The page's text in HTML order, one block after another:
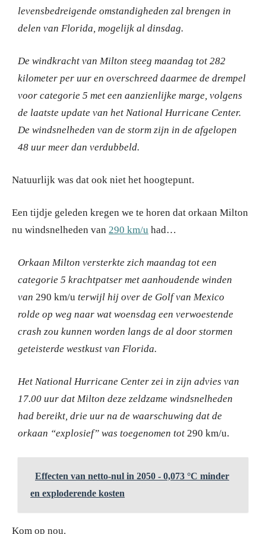
levensbedreigende omstandigheden zal brengen in
delen van Florida, mogelijk al dinsdag.
De windkracht van Milton steeg maandag tot 282
kilometer per uur en overschreed daarmee de drempel
voor categorie 5 met een aanzienlijke marge, volgens
de laatste update van het National Hurricane Center.
De windsnelheden van de storm zijn in de afgelopen
48 uur meer dan verdubbeld.
Natuurlijk was dat ook niet het hoogtepunt.
Een tijdje geleden kregen we te horen dat orkaan Milton
nu windsnelheden van 290 km/u had…
Orkaan Milton versterkte zich maandag tot een
categorie 5 krachtpatser met aanhoudende winden
van 290 km/u terwijl hij over de Golf van Mexico
rolde op weg naar wat woensdag een verwoestende
crash zou kunnen worden langs de al door stormen
geteisterde westkust van Florida.
Het National Hurricane Center zei in zijn advies van
17.00 uur dat Milton deze zeldzame windsnelheden
had bereikt, drie uur na de waarschuwing dat de
orkaan “explosief” was toegenomen tot 290 km/u.
Effecten van netto-nul in 2050 - 0,073 °C minder
en exploderende kosten
Kom op nou.